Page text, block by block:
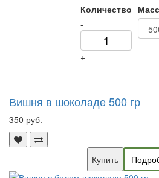
Количество
-
+
Вишня в шоколаде 500 гр
350 руб.
Купить